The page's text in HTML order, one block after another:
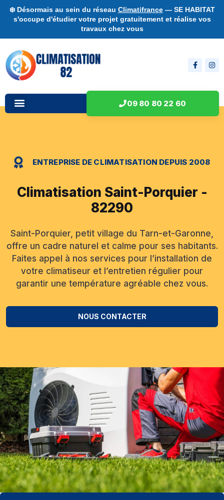
❄️ Désormais au sein du réseau Climatifrance— SE HABITAT
s'occupe d'étudier votre projet gratuitement et réalise vos
travaux chez vous
09 80 80 22 60
ENTREPRISE DE CLIMATISATION DEPUIS 2008
Climatisation Saint-Porquier -
82290
Saint-Porquier, petit village du Tarn-et-Garonne,
offre un cadre naturel et calme pour ses habitants.
Faites appel à nos services pour l’installation de
votre climatiseur et l’entretien régulier pour
garantir une température agréable chez vous.
NOUS CONTACTER